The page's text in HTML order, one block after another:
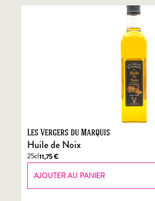
Les Vergers du Marquis
Huile de Noix
25cl11,75€
AJOUTER AU PANIER